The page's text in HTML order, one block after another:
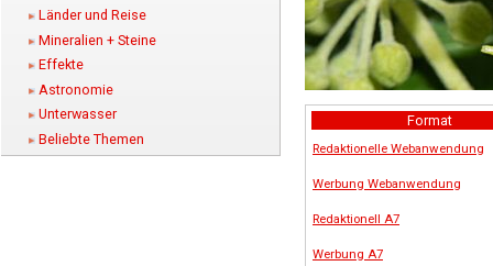
Länder und Reise
Mineralien + Steine
Effekte
Astronomie
Unterwasser
Beliebte Themen
Format
Redaktionelle Webanwendung
Werbung Webanwendung
Redaktionell A7
Werbung A7